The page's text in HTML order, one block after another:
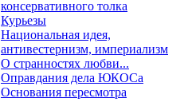
консервативного толка
Курьезы
Национальная идея,
антивестернизм, империализм
О странностях любви...
Оправдания дела ЮКОСа
Основания пересмотра